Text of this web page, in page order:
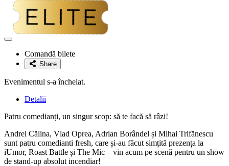
Adaugă
favoriteComandă bilete
Share
Evenimentul s-a încheiat.
Detalii
Patru comedianți, un singur scop: să te facă să râzi!
Andrei Călina, Vlad Oprea, Adrian Borândel și Mihai Trifănescu
sunt patru comedianti fresh, care și-au făcut simțită prezența la
iUmor, Roast Battle și The Mic – vin acum pe scenă pentru un show
de stand-up absolut incendiar!